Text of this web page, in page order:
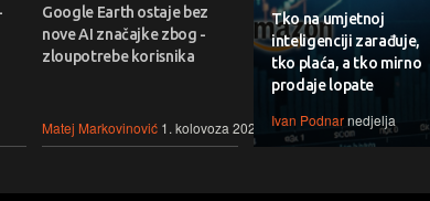
Google Earth ostaje bez
nove AI značajke zbog -
zloupotrebe korisnika
Matej Markovinović 1. kolovoza 2026.
Tko na umjetnoj
inteligenciji zarađuje,
tko plaća, a tko mirno
prodaje lopate
Ivan Podnarnedjelja